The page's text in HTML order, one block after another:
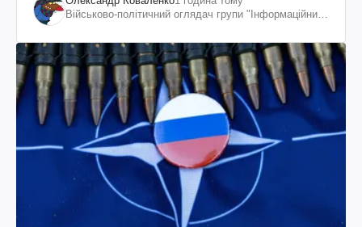
Військово-політичний оглядач групи "Інформаційний